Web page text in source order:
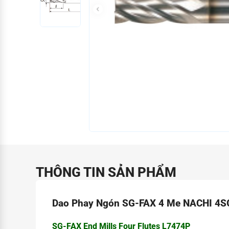
THÔNG TIN SẢN PHẨM
Dao Phay Ngón SG-FAX 4 Me NACHI
SG-FAX End Mills Four Flutes L7474P